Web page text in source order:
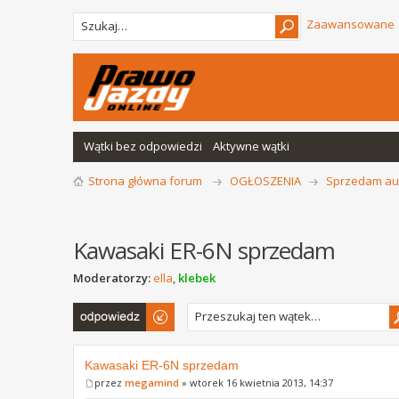
Zaawansowane
Wątki bez odpowiedzi Aktywne wątki
Strona główna forum OGŁOSZENIA Sprzedam
Kawasaki ER-6N sprzedam
Moderatorzy:ella, klebek
Odpowiedz
Kawasaki ER-6N sprzedam
przez megamind » wtorek 16 kwietnia 2013, 14:37